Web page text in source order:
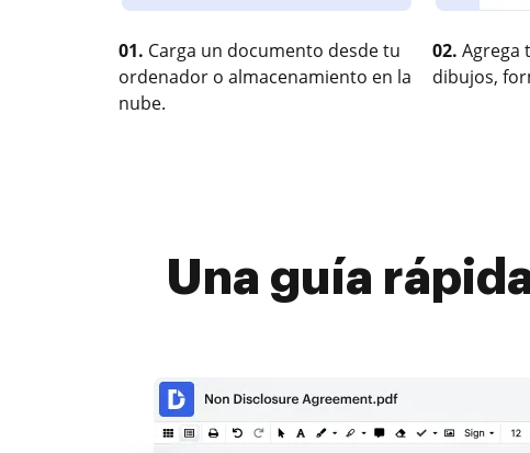
01. Carga un documento desde tu
ordenador o almacenamiento en la
nube.
02. Agrega
dibujos,
Una guía